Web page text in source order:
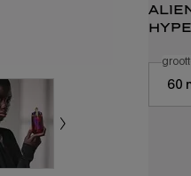
Select
60